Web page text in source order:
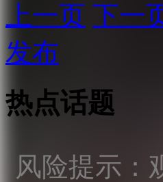
上一页 下一
发布
热点话题
风险提示：